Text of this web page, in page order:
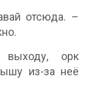
отсюда. –
орк
из-за неё